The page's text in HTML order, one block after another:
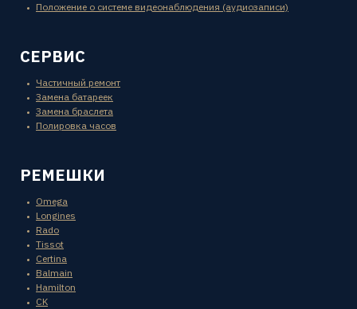
Положение о системе видеонаблюдения (аудиозаписи)
СЕРВИС
Частичный ремонт
Замена батареек
Замена браслета
Полировка часов
РЕМЕШКИ
Omega
Longines
Rado
Tissot
Certina
Balmain
Hamilton
CK